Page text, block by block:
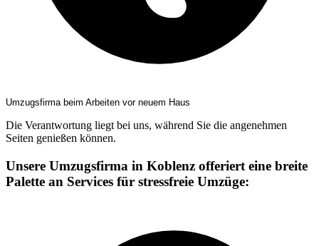
Umzugsfirma beim Arbeiten vor neuem Haus
Die Verantwortung liegt bei uns, während Sie die angenehmen
Seiten genießen können.
Unsere Umzugsfirma in Koblenz offeriert eine breite
Palette an Services für stressfreie Umzüge: